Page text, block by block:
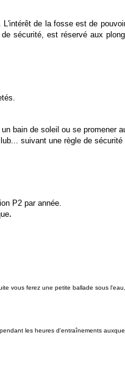
de la fosse est de
sécurité, est réservé aux
bain de soleil ou se promener
suivant une règle de
P2 par année.
.
vous ferez une petite ballade sous
les heures d'entraînements